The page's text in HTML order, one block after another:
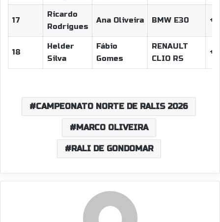
17
Ricardo
Rodrigues
Ana Oliveira BMW E30
18
Helder
Silva
Fábio
Gomes
RENAULT
CLIO RS
CAMPEONATO NORTE DE RALIS 2026
MARCO OLIVEIRA
RALI DE GONDOMAR